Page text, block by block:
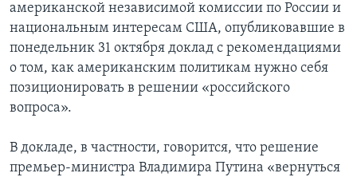
американской независимой комиссии по России и
национальным интересам США, опубликовавшие в
понедельник 31 октября доклад с рекомендациями
о том, как американским политикам нужно себя
позиционировать в решении «российского
вопроса».
В докладе, в частности, говорится, что решение
премьер-министра Владимира Путина «вернуться